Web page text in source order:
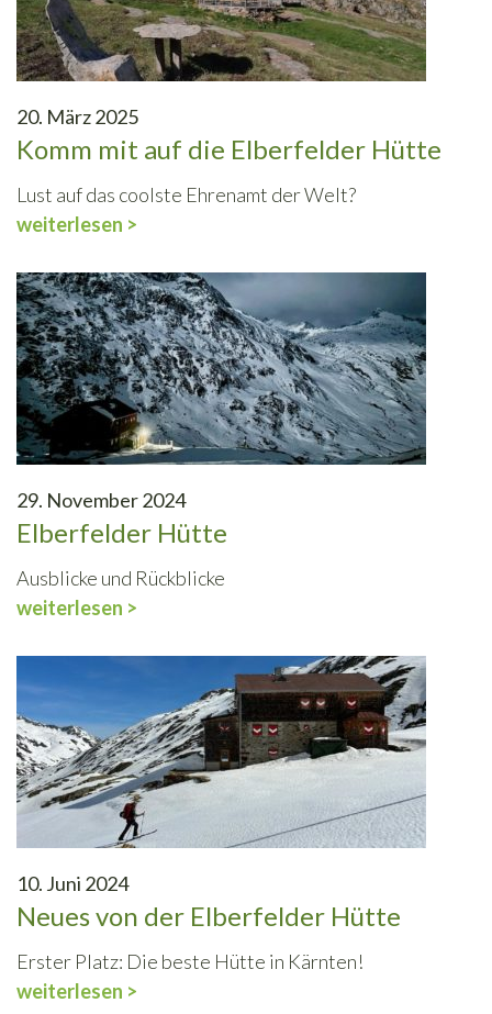
20. März 2025
Komm mit auf die Elberfelder Hütte
Lust auf das coolste Ehrenamt der Welt?
weiterlesen >
29. November 2024
Elberfelder Hütte
Ausblicke und Rückblicke
weiterlesen >
10. Juni 2024
Neues von der Elberfelder Hütte
Erster Platz: Die beste Hütte in Kärnten!
weiterlesen >